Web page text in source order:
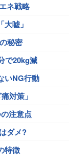
ネ戦略
嘘」
秘密
で20kg減
いNG行動
対策」
注意点
ダメ?
特徴